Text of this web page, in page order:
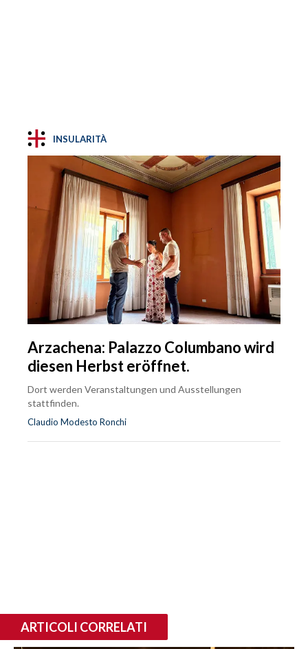
INSULARITÀ
Arzachena: Palazzo Columbano wird
diesen Herbst eröffnet.
Dort werden Veranstaltungen und Ausstellungen
stattfinden.
Claudio Modesto Ronchi
ARTICOLI CORRELATI